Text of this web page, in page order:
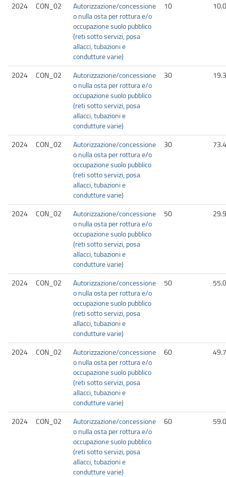
2024 CON_02
Autorizzazione/concessione
o nulla osta per rottura e/o
occupazione suolo pubblico
(reti sotto servizi, posa
allacci, tubazioni e
condutture varie)
10
2024 CON_02
Autorizzazione/concessione
o nulla osta per rottura e/o
occupazione suolo pubblico
(reti sotto servizi, posa
allacci, tubazioni e
condutture varie)
30
2024 CON_02
Autorizzazione/concessione
o nulla osta per rottura e/o
occupazione suolo pubblico
(reti sotto servizi, posa
allacci, tubazioni e
condutture varie)
30
2024 CON_02
Autorizzazione/concessione
o nulla osta per rottura e/o
occupazione suolo pubblico
(reti sotto servizi, posa
allacci, tubazioni e
condutture varie)
50
2024 CON_02
Autorizzazione/concessione
o nulla osta per rottura e/o
occupazione suolo pubblico
(reti sotto servizi, posa
allacci, tubazioni e
condutture varie)
50
2024 CON_02
Autorizzazione/concessione
o nulla osta per rottura e/o
occupazione suolo pubblico
(reti sotto servizi, posa
allacci, tubazioni e
condutture varie)
60
2024 CON_02
Autorizzazione/concessione
o nulla osta per rottura e/o
occupazione suolo pubblico
(reti sotto servizi, posa
allacci, tubazioni e
condutture varie)
60